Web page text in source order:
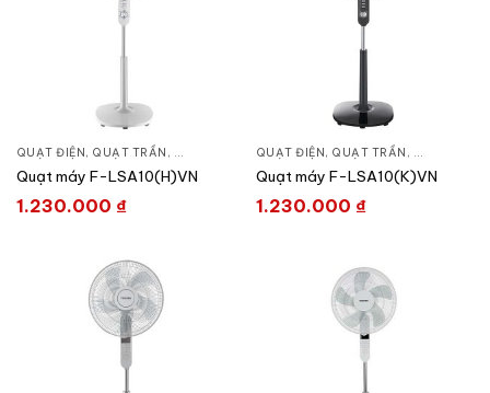
QUẠT ĐIỆN, QUẠT TRẦN , QUẠT ĐỨNG
Quạt máy F-LSA10(H)VN
1.230.000 ₫
QUẠT ĐIỆN, QUẠT TRẦN , QUẠT
Quạt máy F-LSA10(K)VN
1.230.000 ₫